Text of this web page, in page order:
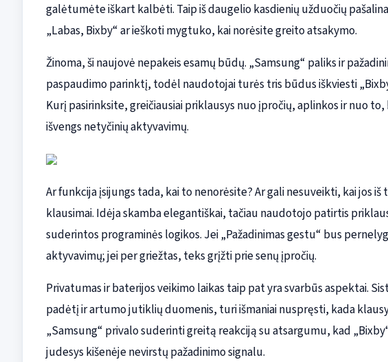
galėtumėte iškart kalbėti. Taip iš daugelio kasdienių užduočių
„Labas, Bixby“ ar ieškoti mygtuko, kai norėsite greito atsakymo.
Žinoma, ši naujovė nepakeis esamų būdų. „Samsung“ paliks ir
paspaudimo parinktį, todėl naudotojai turės tris būdus iškviesti
Kurį pasirinksite, greičiausiai priklausys nuo įpročių, aplinkos ir nuo to,
išvengs netyčinių aktyvavimų.
Ar funkcija įsijungs tada, kai to nenorėsite? Ar gali nesuveikti, kai jos iš
klausimai. Idėja skamba elegantiškai, tačiau naudotojo patirtis
suderintos programinės logikos. Jei „Pažadinimas gestu“ bus
aktyvavimų; jei per griežtas, teks grįžti prie senų įpročių.
Privatumas ir baterijos veikimo laikas taip pat yra svarbūs aspektai.
padėtį ir artumo jutiklių duomenis, turi išmaniai nuspręsti, kada
„Samsung“ privalo suderinti greitą reakciją su atsargumu, kad
judesys kišenėje nevirstų pažadinimo signalu.